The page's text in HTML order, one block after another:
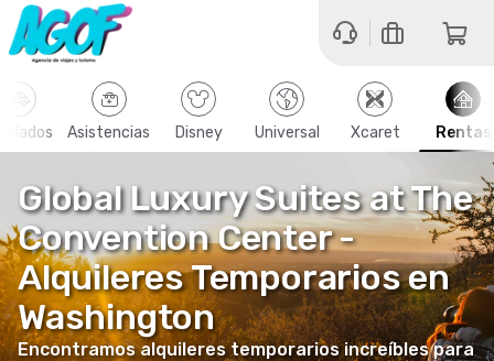
Asistencias Disney Universal Xcaret Rentas
Global Luxury Suites at The
Convention Center -
Alquileres Temporarios en
Washington
Encontramos alquileres temporarios increíbles para